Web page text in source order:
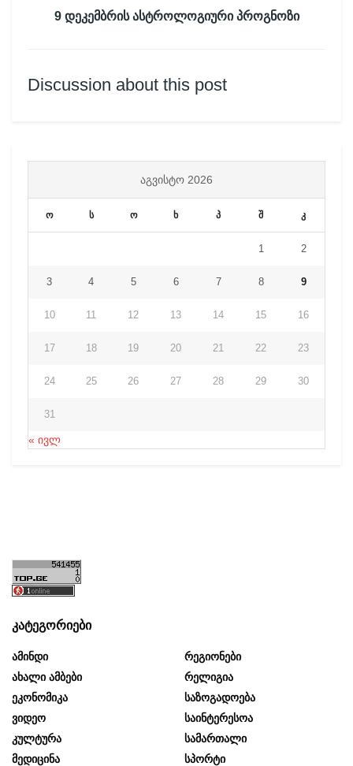
9 დეკემბრის ასტროლოგიური პროგნოზი
Discussion about this post
ᲐᲒᲕᲘᲡᲢᲝ 2026
ო ს ო ხ პ შ კ
1 2
3 4 5 6 7 8 9
10 11 12 13 14 15 16
17 18 19 20 21 22 23
24 25 26 27 28 29 30
31
« ივლ
კატეგორიები
Ამინდი
Ახალი Ამბები
Ეკონომიკა
Ვიდეო
Კულტურა
Მედიცინა
Რეგიონები
Რელიგია
Საზოგადოება
Საინტერესოა
Სამართალი
Სპორტი